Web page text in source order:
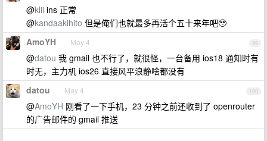
@klii ins 正常
@kandaakihito 但是俺们也就最多再活个五十来年吧🥹
99
AmoYH May 4
@datou 我 gmail 也不行了，就很怪，一台备用 ios18 通知时有
时无，主力机 ios26 直接风平浪静啥都没有
100
datou May 4
@AmoYH 刚看了一下手机，23 分钟之前还收到了 openrouter
的广告邮件的 gmail 推送